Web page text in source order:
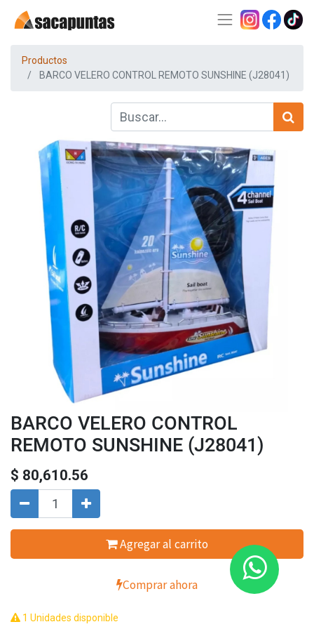
Productos
BARCO VELERO CONTROL REMOTO SUNSHINE (J28041)
BARCO VELERO CONTROL
REMOTO SUNSHINE (J28041)
$ 80,610.56
Agregar al carrito
Comprar ahora
1 Unidades disponible